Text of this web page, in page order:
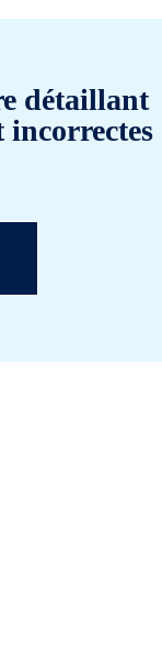
détaillant
incorrectes